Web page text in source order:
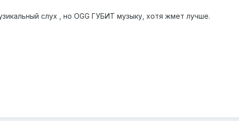
слух , но OGG ГУБИТ музыку, хотя жмет лучше.